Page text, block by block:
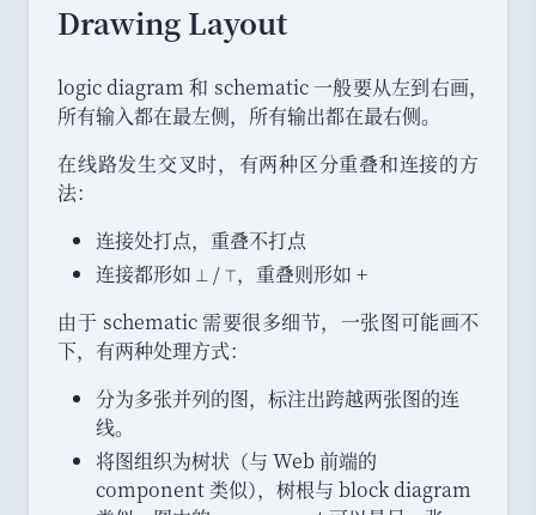
Drawing Layout
logic diagram 和 schematic 一般要从左到右画，
所有输入都在最左侧， 所有输出都在最右侧。
在线路发生交叉时，
有两种区分重叠和连接的方
法：
连接处打点， 重叠不打点
连接都形如 ⟂ / ⊤， 重叠则形如 +
由于 schematic 需要很多细节，
一张图可能画不
下， 有两种处理方式：
分为多张并列的图， 标注出跨越两张图的连
线。
将图组织为树状 （与 Web 前端的
component 类似）， 树根与 block diagram